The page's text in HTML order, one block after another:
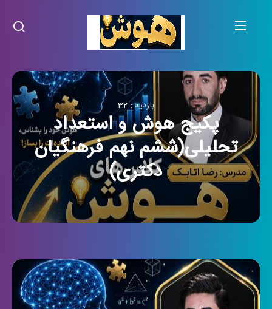
بازدید : 32
پکیج هوش و استعداد
تحلیلی(ششم نهم فرهنگیان
دکتری)